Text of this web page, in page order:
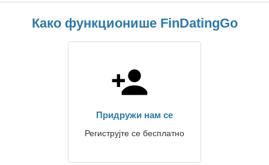
Како функционише FinDatingGo
Придружи нам се
Региструјте се бесплатно